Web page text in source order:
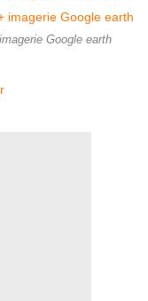
Google earth